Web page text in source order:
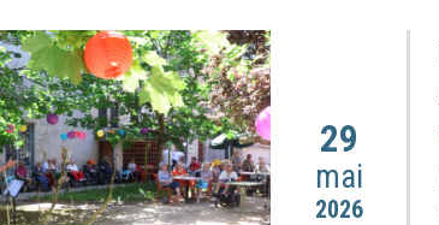
29
mai
2026